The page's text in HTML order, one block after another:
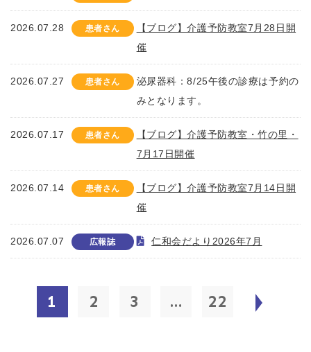
2026.07.28 患者さん
【ブログ】介護予防教室7月28日開
催
2026.07.27 患者さん
泌尿器科：8/25午後の診療は予約の
みとなります。
2026.07.17 患者さん
【ブログ】介護予防教室・竹の里・
7月17日開催
2026.07.14 患者さん
【ブログ】介護予防教室7月14日開
催
2026.07.07 広報誌 仁和会だより2026年7月
1 2 3 ... 22